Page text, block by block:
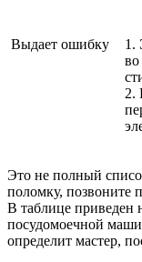
Выдает ошибку
1.
во
2.
Это не полный
поломку, позвоните
В таблице приведен
посудомоечной
определит мастер,